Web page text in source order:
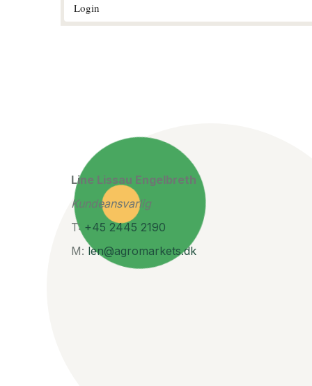
Login
Line Lissau Engelbreth
Kundeansvarlig
T: +45 2445 2190
M: len@agromarkets.dk